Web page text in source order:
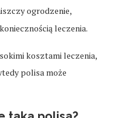
ogrodzenie,
leczenia.
kosztami leczenia,
polisa może